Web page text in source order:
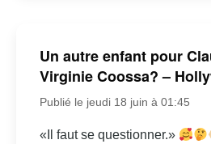
Un autre enfant pour
Virginie Coossa? –
Publié le jeudi 18 juin à 01:45
«Il faut se questionner.»